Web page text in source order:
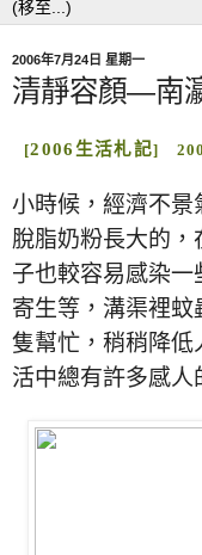
2006年7月24日 星期一
清靜容顏—南
[2006生活札記]
小時候，經濟不景
脫脂奶粉長大的
子也較容易感染
寄生等，溝渠裡
隻幫忙，稍稍降低
活中總有許多感